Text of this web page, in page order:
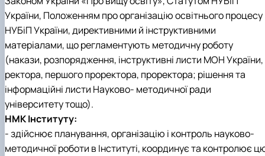
Новини
України, Положенням про організацію освітнього процесу
НУБіП України, директивними й інструктивними
матеріалами, що регламентують методичну роботу
(накази, розпорядження, інструктивні листи МОН України,
ректора, першого проректора, проректора; рішення та
інформаційні листи Науково- методичної ради
університету тощо).
НМК Інституту:
- здійснює планування, організацію і контроль науково-
методичної роботи в Інституті, координує та контролює